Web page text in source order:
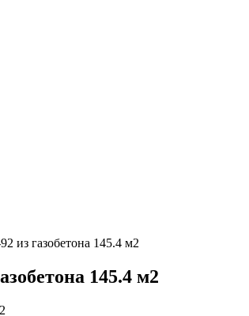
из газобетона 145.4 м2
145.4 м2